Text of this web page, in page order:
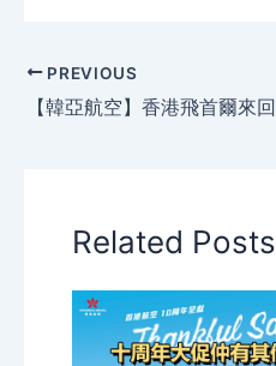
PREVIOUS
Related Posts